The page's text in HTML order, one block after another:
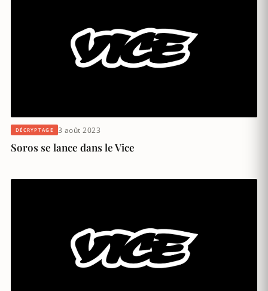
DÉCRYPTAGE 3 août 2023
Soros se lance dans le Vice